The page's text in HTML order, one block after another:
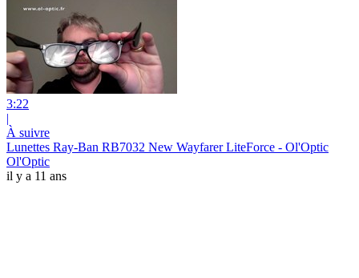
3:22
|
À suivre
Lunettes Ray-Ban RB7032 New Wayfarer LiteForce - Ol'Optic
Ol'Optic
il y a 11 ans